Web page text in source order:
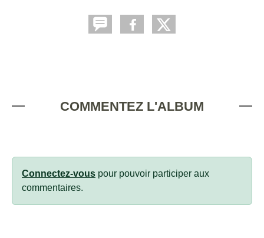
COMMENTEZ L'ALBUM
Connectez-vous pour pouvoir participer aux
commentaires.